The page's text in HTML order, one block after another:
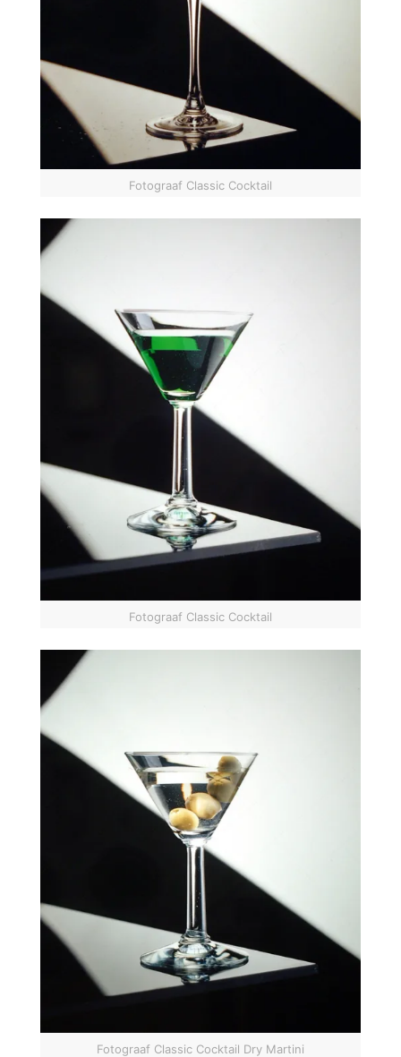
Fotograaf Classic Cocktail
Fotograaf Classic Cocktail
Fotograaf Classic Cocktail Dry Martini